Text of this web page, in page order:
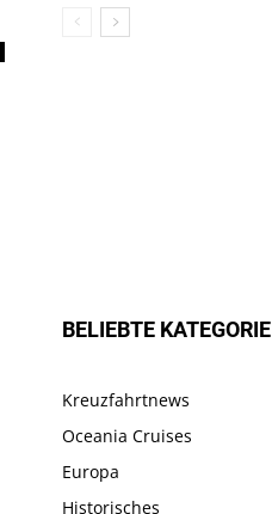
BELIEBTE KATEGORIE
Kreuzfahrtnews
Oceania Cruises
Europa
Historisches